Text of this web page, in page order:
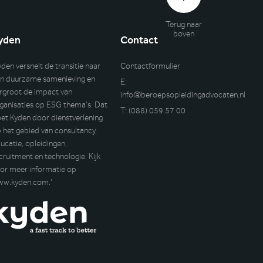
Terug naar
boven
versnelt de transitie naar
duurzame samenleving en
de impact van
op ESG thema’s. Dat
Kyden door dienstverlening
het gebied van consultancy,
opleidingen,
en technologie. Kijk
meer informatie op
.’
Contact
Contactformulier
E:
info@beroepsopleidingadvocaten.nl
T: (088) 059 57 00